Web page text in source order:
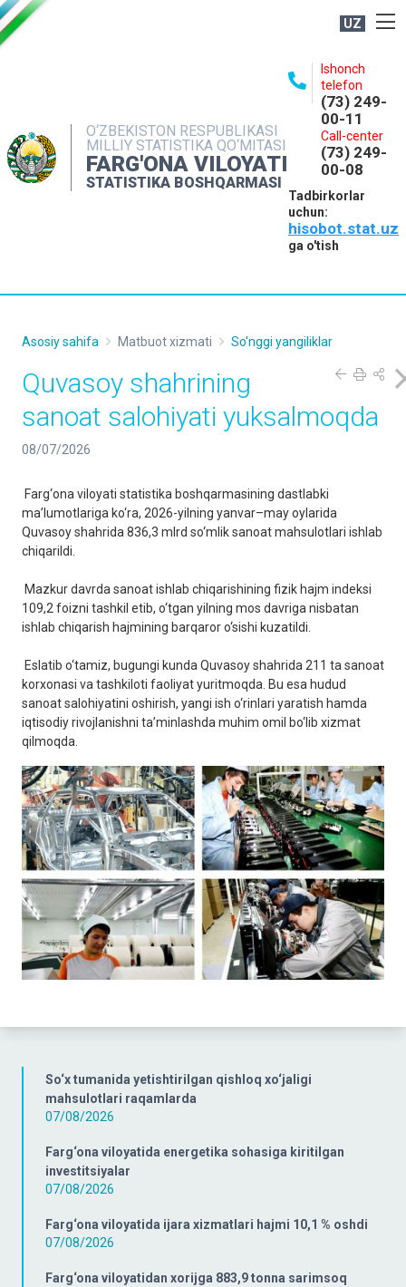
UZ
O‘ZBEKISTON RESPUBLIKASI
MILLIY STATISTIKA QO‘MITASI
FARG'ONA VILOYATI
STATISTIKA BOSHQARMASI
Ishonch
telefon
(73) 249-
00-11
Call-center
(73) 249-
00-08
Tadbirkorlar
uchun:
hisobot.stat.uz
ga o'tish
NASHRLAR
INTERAKTIV XIZMATLAR
MATBUOT XIZMATI
So‘x tumanida yetishtirilgan qishloq xo‘jaligi
mahsulotlari raqamlarda
07/08/2026
Farg‘ona viloyatida energetika sohasiga kiritilgan
investitsiyalar
07/08/2026
Farg‘ona viloyatida ijara xizmatlari hajmi 10,1 % oshdi
07/08/2026
Farg‘ona viloyatidan xorijga 883,9 tonna sarimsoq
Asosiy sahifa Matbuot xizmati So'nggi yangiliklar
Quvasoy shahrining
sanoat salohiyati yuksalmoqda
08/07/2026
Farg‘ona viloyati statistika boshqarmasining dastlabki
ma’lumotlariga ko‘ra, 2026-yilning yanvar–may oylarida
Quvasoy shahrida 836,3 mlrd so‘mlik sanoat mahsulotlari ishlab
chiqarildi.
Mazkur davrda sanoat ishlab chiqarishining fizik hajm indeksi
109,2 foizni tashkil etib, o‘tgan yilning mos davriga nisbatan
ishlab chiqarish hajmining barqaror o‘sishi kuzatildi.
Eslatib o‘tamiz, bugungi kunda Quvasoy shahrida 211 ta sanoat
korxonasi va tashkiloti faoliyat yuritmoqda. Bu esa hudud
sanoat salohiyatini oshirish, yangi ish o‘rinlari yaratish hamda
iqtisodiy rivojlanishni ta’minlashda muhim omil bo‘lib xizmat
qilmoqda.